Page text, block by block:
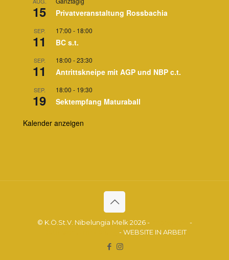
15 Privatveranstaltung Rossbachia
SEP.
11
17:00 - 18:00
BC s.t.
SEP.
11
18:00 -23:30
Antrittskneipe mit AGP und NBP c.t.
SEP.
19
18:00 - 19:30
Sektempfang Maturaball
Kalender anzeigen
© K.Ö.St.V. Nibelungia Melk 2026 -
-
- WEBSITE IN ARBEIT